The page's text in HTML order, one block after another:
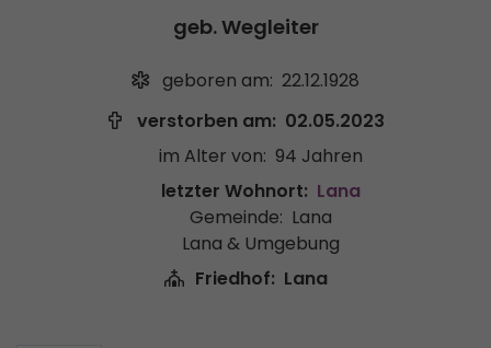
geb. Wegleiter
geboren am: 22.12.1928
verstorben am: 02.05.2023
im Alter von: 94 Jahren
letzter Wohnort: Lana
Gemeinde: Lana
Lana & Umgebung
Friedhof: Lana